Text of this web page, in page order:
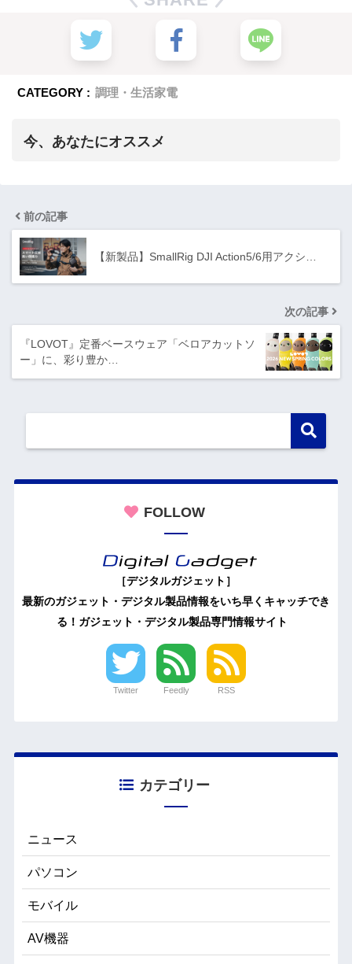
CATEGORY : 調理・生活家電
今、あなたにオススメ
前の記事
【新製品】SmallRig DJI Action5/6用アクシ…
次の記事
『LOVOT』定番ベースウェア「ベロアカットソ
ー」に、彩り豊か…
FOLLOW
［デジタルガジェット］
最新のガジェット・デジタル製品情報をいち早くキャッチでき
る！ガジェット・デジタル製品専門情報サイト
Twitter Feedly RSS
カテゴリー
ニュース
パソコン
モバイル
AV機器